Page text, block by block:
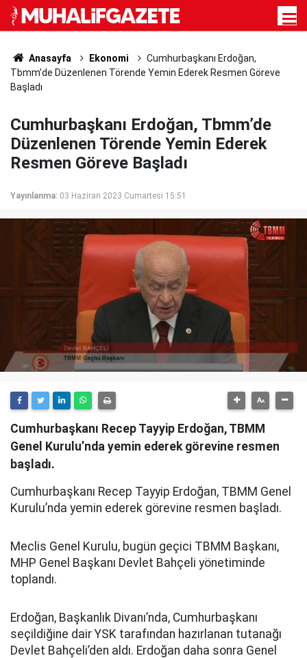
Anasayfa Ekonomi
Cumhurbaşkanı Erdoğan,
Tbmm’de Düzenlenen Törende Yemin Ederek Resmen Göreve
Başladı
Cumhurbaşkanı Erdoğan, Tbmm’de
Düzenlenen Törende Yemin Ederek
Resmen Göreve Başladı
Yayınlanma: 03 Haziran 2023 Cumartesi 15:51
Cumhurbaşkanı Recep Tayyip Erdoğan, TBMM
Genel Kurulu’nda yemin ederek görevine resmen
başladı.
Cumhurbaşkanı Recep Tayyip Erdoğan, TBMM Genel
Kurulu’nda yemin ederek görevine resmen başladı.
Meclis Genel Kurulu, bugün geçici TBMM Başkanı,
MHP Genel Başkanı Devlet Bahçeli yönetiminde
toplandı.
Erdoğan, Başkanlık Divanı’nda, Cumhurbaşkanı
seçildiğine dair YSK tarafından hazırlanan tutanağı
Devlet Bahçeli’den aldı. Erdoğan daha sonra Genel